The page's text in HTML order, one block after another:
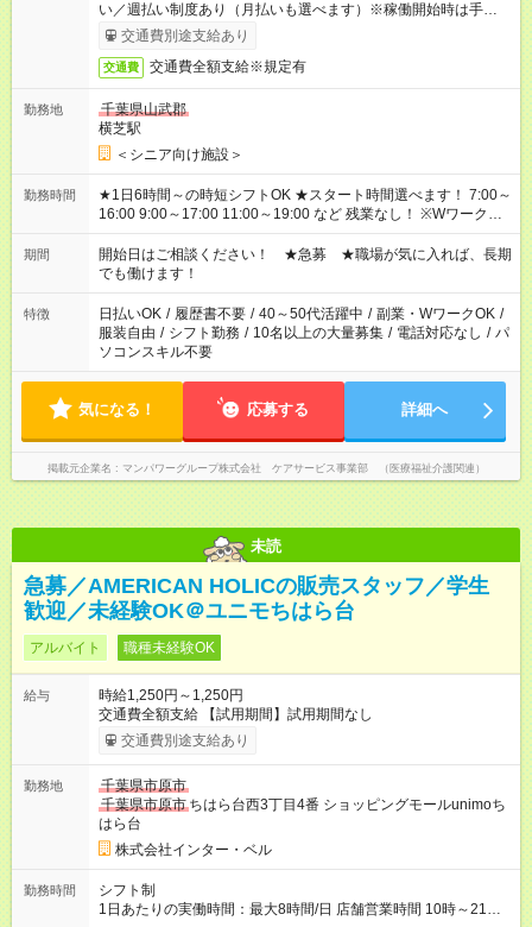
い／週払い制度あり（月払いも選べます）※稼働開始時は手続き
完了次第のお支払いとなります。
交通費別途支給あり
交通費 交通費全額支給※規定有
勤務地
千葉県山武郡
横芝駅
＜シニア向け施設＞
勤務時間
★1日6時間～の時短シフトOK ★スタート時間選べます！ 7:00～
16:00 9:00～17:00 11:00～19:00 など 残業なし！ ※Wワークの
場合、他のお仕事と合わせ週40時間超の就業はご案内できませ
ん ※法令に基づき、週20時間以上勤務は社会保険への加入対象
となります ※労働者派遣法（日雇い派遣の原則禁止）により、
短時間・短期間の就業はご案内が難しい場合があります
期間
開始日はご相談ください！ ★急募 ★職場が気に入れば、長期
でも働けます！
特徴 日払いOK / 履歴書不要 / 40～50代活躍中 / 副業・WワークOK /
服装自由 / シフト勤務 / 10名以上の大量募集 / 電話対応なし / パ
ソコンスキル不要
気になる！ 応募する 詳細へ
掲載元企業名 マンパワーグループ株式会社 ケアサービス事業部 （医療福祉介護関連）
未読
急募／AMERICAN HOLICの販売スタッフ／学生
歓迎／未経験OK＠ユニモちはら台
アルバイト 職種未経験OK
給与
時給1,250円～1,250円
交通費全額支給 【試用期間】試用期間なし
交通費別途支給あり
勤務地
千葉県市原市
千葉県市原市 ちはら台西3丁目4番 ショッピングモールunimoち
はら台
株式会社インター・ベル
勤務時間
シフト制
1日あたりの実働時間：最大8時間/日 店舗営業時間 10時～21時